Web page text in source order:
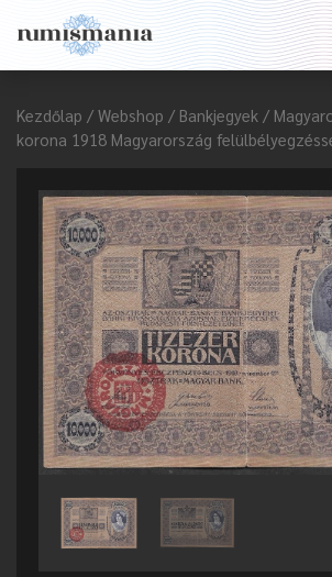
Kezdőlap / Webshop / Bankjegyek /
korona 1918 Magyarország